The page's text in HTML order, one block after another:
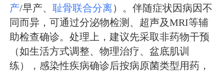
产/早产、 耻骨联合分离）。伴随症状因病因不
同而异，可通过分泌物检测、超声及MRI等辅
助检查确诊。处理上，建议先采取非药物干预
（如生活方式调整、物理治疗、盆底肌训
练），感染性疾病确诊后按病原菌类型用药，